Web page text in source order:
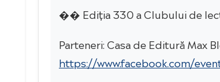
�� Ediția 330 a Clubului de
Parteneri: Casa de Editură Max
https://www.facebook.com/